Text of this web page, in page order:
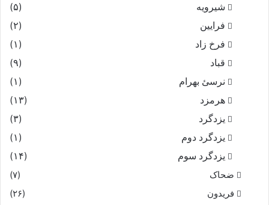
شیرویه
(۵)
فرایین
(۲)
فرخ زاد
(۱)
قباد
(۹)
نرسئ بهرام‏
(۱)
هرمزد
(۱۳)
یزدگرد
(۳)
یزدگرد دوم
(۱)
یزدگرد سوم
(۱۴)
ضحاک
(۷)
فریدون
(۲۶)